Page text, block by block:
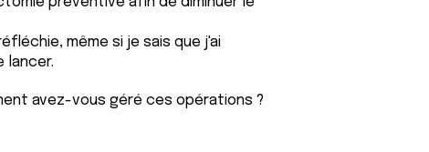
même si je sais que j'ai
lancer.
avez-vous géré ces opérations ?